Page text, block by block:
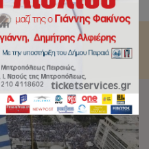
πλατεία Συντάγματος